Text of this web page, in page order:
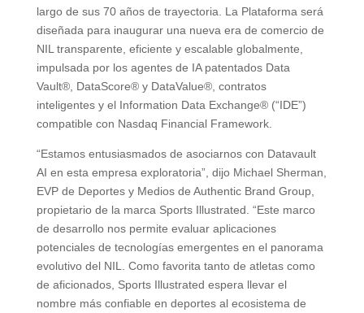
largo de sus 70 años de trayectoria. La Plataforma será
diseñada para inaugurar una nueva era de comercio de
NIL transparente, eficiente y escalable globalmente,
impulsada por los agentes de IA patentados Data
Vault®, DataScore® y DataValue®, contratos
inteligentes y el Information Data Exchange® (“IDE”)
compatible con Nasdaq Financial Framework.
“Estamos entusiasmados de asociarnos con Datavault
AI en esta empresa exploratoria”, dijo Michael Sherman,
EVP de Deportes y Medios de Authentic Brand Group,
propietario de la marca Sports Illustrated. “Este marco
de desarrollo nos permite evaluar aplicaciones
potenciales de tecnologías emergentes en el panorama
evolutivo del NIL. Como favorita tanto de atletas como
de aficionados, Sports Illustrated espera llevar el
nombre más confiable en deportes al ecosistema de